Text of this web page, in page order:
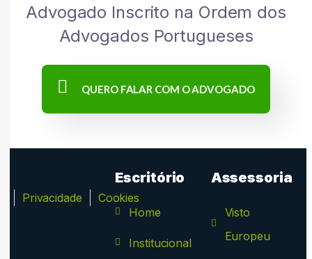
Advogado Inscrito na Ordem dos
Advogados Portugueses
QUERO FALAR COM O ADVOGADO
Privacidade Cookies
Escritório
Home
Institucional
Assessoria
Visto
Europeu